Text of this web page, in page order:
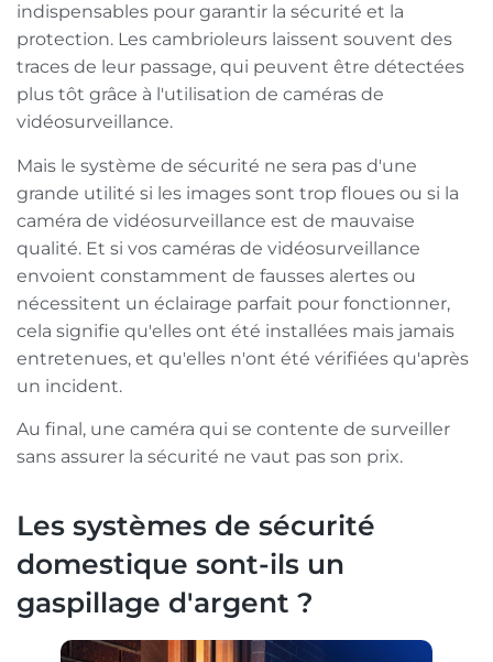
indispensables pour garantir la sécurité et la
protection. Les cambrioleurs laissent souvent des
traces de leur passage, qui peuvent être détectées
plus tôt grâce à l'utilisation de caméras de
vidéosurveillance.
Mais le système de sécurité ne sera pas d'une
grande utilité si les images sont trop floues ou si la
caméra de vidéosurveillance est de mauvaise
qualité. Et si vos caméras de vidéosurveillance
envoient constamment de fausses alertes ou
nécessitent un éclairage parfait pour fonctionner,
cela signifie qu'elles ont été installées mais jamais
entretenues, et qu'elles n'ont été vérifiées qu'après
un incident.
Au final, une caméra qui se contente de surveiller
sans assurer la sécurité ne vaut pas son prix.
Les systèmes de sécurité
domestique sont-ils un
gaspillage d'argent ?